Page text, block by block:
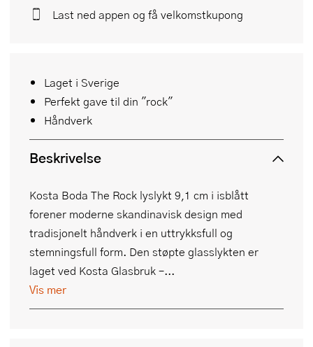
Laget i Sverige
Perfekt gave til din "rock"
Håndverk
Beskrivelse
Kosta Boda The Rock lyslykt 9,1 cm i isblått
forener moderne skandinavisk design med
tradisjonelt håndverk i en uttrykksfull og
stemningsfull form. Den støpte glasslykten er
laget ved Kosta Glasbruk –...
Vis mer
Last ned appen og få velkomstkupong